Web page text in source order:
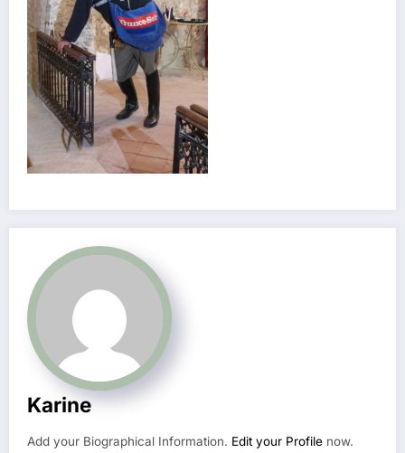
Karine
Add your Biographical Information. Edit your Profile now.